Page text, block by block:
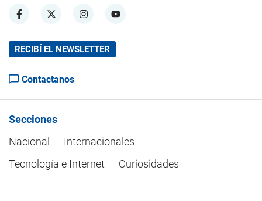
RECIBÍ EL NEWSLETTER
Contactanos
Secciones
Nacional
Internacionales
Tecnología e Internet
Curiosidades